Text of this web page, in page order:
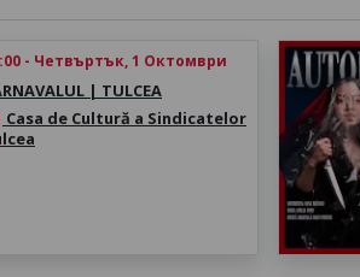
- Четвъртък, 1 Октомври
| TULCEA
Casa de Cultură a Sindicatelor